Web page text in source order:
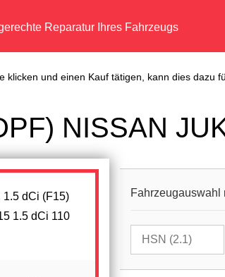
Reparatur Ihres Fahrzeugs
klicken und einen Kauf tätigen, kann dies
NISSAN
1.5 dCi 110
Fahrzeugauswahl